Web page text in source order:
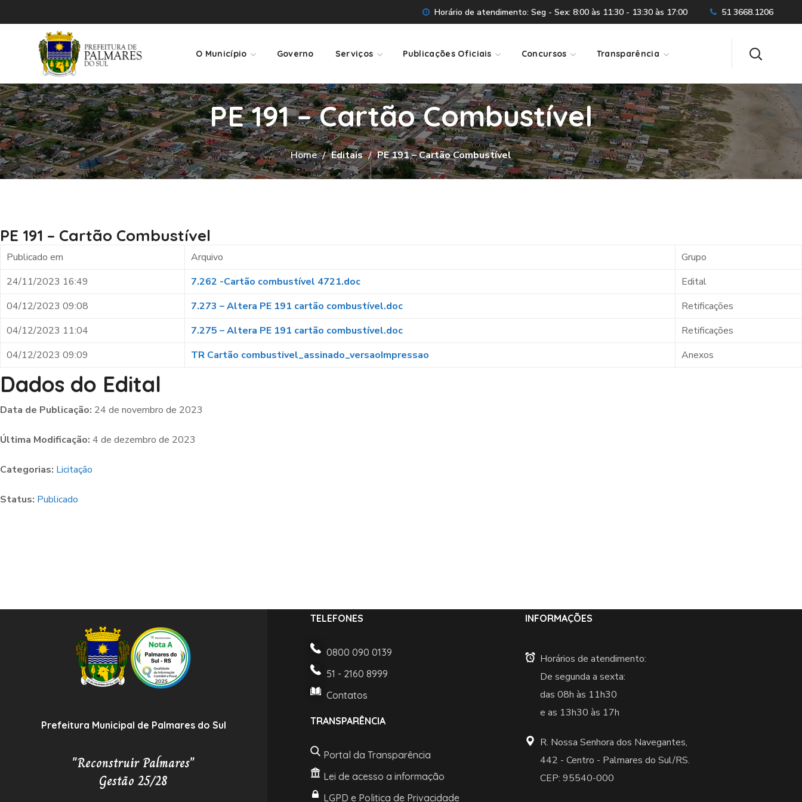
Horário de atendimento: Seg - Sex: 8:00 às 11:30 - 13:30 às 17:00 51 3668.1206
O Município Governo Serviços Publicações Oficiais Concursos Transparência
PE 191 – Cartão Combustível
Home Editais PE 191 – Cartão Combustível
PE 191 – Cartão Combustível
Publicado em Arquivo
Grupo
24/11/2023 16:49
7.262 -Cartão combustível 4721.doc
Edital
04/12/2023 09:08
7.273 – Altera PE 191 cartão combustível.doc
Retificações
04/12/2023 11:04
7.275 – Altera PE 191 cartão combustível.doc
Retificações
04/12/2023 09:09
TR Cartão combustivel_assinado_versaoImpressao Anexos
Dados do Edital
Data de Publicação: 24 de novembro de 2023
Última Modificação: 4 de dezembro de 2023
Categorias: Licitação
Status: Publicado
Prefeitura Municipal de Palmares do Sul
"Reconstruir Palmares"
Gestão 25/28
TELEFONES
0800 090 0139
51 - 2160 8999
Contatos
TRANSPARÊNCIA
Portal da Transparência
Lei de acesso a informação
LGPD e Politica de Privacidade
INFORMAÇÕES
Horários de atendimento:
De segunda a sexta:
das 08h às 11h30
e as 13h30 às 17h
R. Nossa Senhora dos Navegantes,
442 -Centro - Palmares do Sul/RS.
CEP: 95540-000